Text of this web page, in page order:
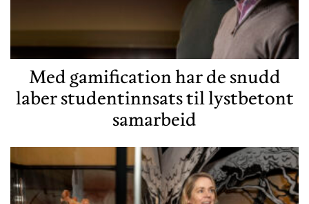
Med gamification har de snudd
laber studentinnsats til lystbetont
samarbeid